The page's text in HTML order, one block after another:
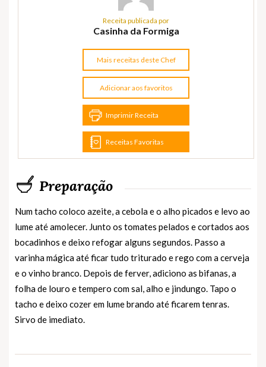
Receita publicada por
Casinha da Formiga
Mais receitas deste Chef
Adicionar aos favoritos
Imprimir Receita
Receitas Favoritas
Preparação
Num tacho coloco azeite, a cebola e o alho picados e levo ao
lume até amolecer. Junto os tomates pelados e cortados aos
bocadinhos e deixo refogar alguns segundos. Passo a
varinha mágica até ficar tudo triturado e rego com a cerveja
e o vinho branco. Depois de ferver, adiciono as bifanas, a
folha de louro e tempero com sal, alho e jindungo. Tapo o
tacho e deixo cozer em lume brando até ficarem tenras.
Sirvo de imediato.